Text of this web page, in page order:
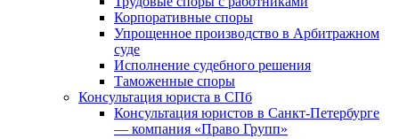
Корпоративные споры
Упрощенное производство в Арбитражном
суде
Исполнение судебного решения
Таможенные споры
Консультация юриста в СПб
Консультация юристов в Санкт-Петербурге
— компания «Право Групп»